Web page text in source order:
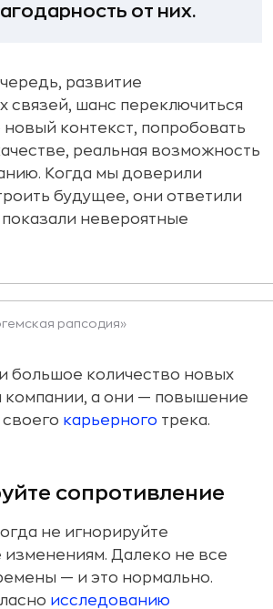
от них.
развитие
связей, шанс переключиться
контекст, попробовать
реальная возможность
Когда мы доверили
будущее, они ответили
невероятные
рапсодия»
большое количество новых
компании, а они — повышение
карьерного трека.
сопротивление
не игнорируйте
изменениям. Далеко не все
— и это нормально.
исследованию